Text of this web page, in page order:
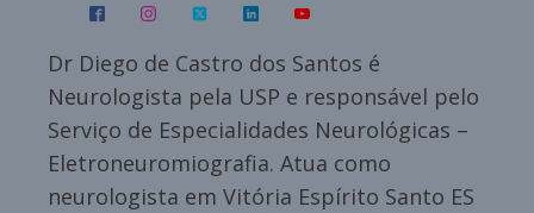
Dr Diego de Castro dos Santos é
Neurologista pela USP e responsável pelo
Serviço de Especialidades Neurológicas –
Eletroneuromiografia. Atua como
neurologista em Vitória Espírito Santo ES